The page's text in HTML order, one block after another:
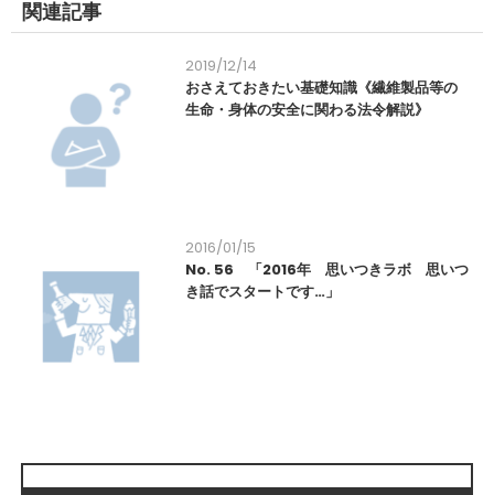
関連記事
2019/12/14
おさえておきたい基礎知識《繊維製品等の
生命・身体の安全に関わる法令解説》
2016/01/15
No. 56 「2016年 思いつきラボ 思いつ
き話でスタートです…」